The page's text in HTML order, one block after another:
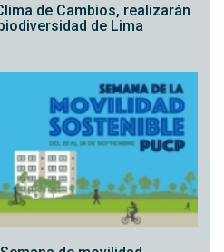
de Cambios, realizarán
de Lima